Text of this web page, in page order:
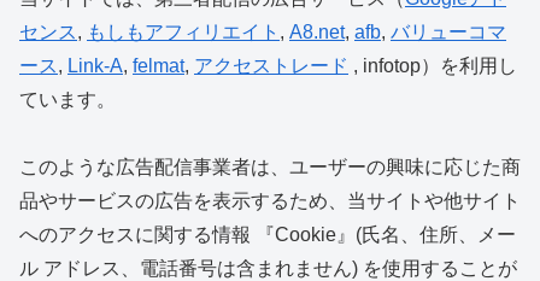
センス, もしもアフィリエイト , A8.net, afb, バリューコマ
ース, Link-A, felmat, アクセストレード , infotop）を利用し
ています。
このような広告配信事業者は、ユーザーの興味に応じた商
品やサービスの広告を表示するため、当サイトや他サイト
へのアクセスに関する情報 『Cookie』(氏名、住所、メー
ル アドレス、電話番号は含まれません) を使用することが